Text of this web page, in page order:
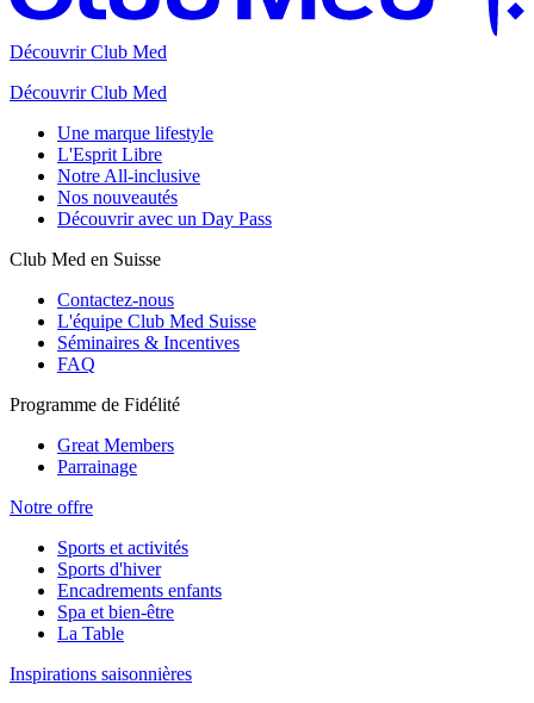
Découvrir Club Med
Découvrir Club Med
Une marque lifestyle
L'Esprit Libre
Notre All-inclusive
Nos nouveautés
Découvrir avec un Day Pass
Club Med en Suisse
Contactez-nous
L'équipe Club Med Suisse
Séminaires & Incentives
FAQ
Programme de Fidélité
Great Members
Parrainage
Notre offre
Sports et activités
Sports d'hiver
Encadrements enfants
Spa et bien-être
La Table
Inspirations saisonnières